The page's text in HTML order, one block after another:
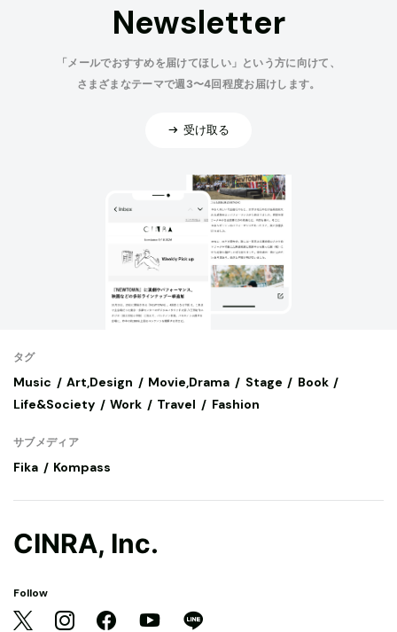
Newsletter
「メールでおすすめを届けてほしい」という方に向けて、
さまざまなテーマで週3〜4回程度お届けします。
受け取る
タグ
Music Art,Design Movie,Drama Stage
Book
Life&Society
Work Travel Fashion
サブメディア
Fika Kompass
CINRA, Inc.
Follow